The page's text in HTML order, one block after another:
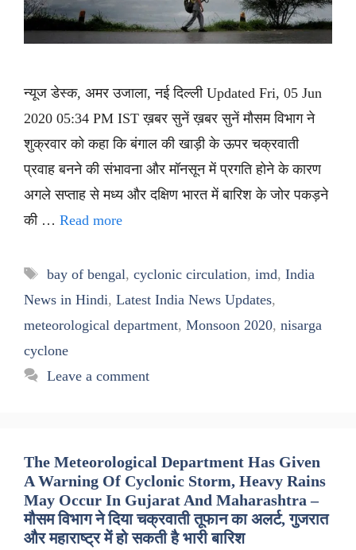
न्यूज डेस्क, अमर उजाला, नई दिल्ली Updated Fri, 05 Jun
2020 05:34 PM IST ख़बर सुनें ख़बर सुनें मौसम विभाग ने
शुक्रवार को कहा कि बंगाल की खाड़ी के ऊपर चक्रवाती
प्रवाह बनने की संभावना और मॉनसून में प्रगति होने के कारण
अगले सप्ताह से मध्य और दक्षिण भारत में बारिश के जोर पकड़ने
की … Read more
Tags
bay of bengal, cyclonic circulation, imd, India
News in Hindi, Latest India News Updates,
meteorological department, Monsoon 2020, nisarga
cyclone
Leave a comment
The Meteorological Department Has Given
A Warning Of Cyclonic Storm, Heavy Rains
May Occur In Gujarat And Maharashtra –
मौसम विभाग ने दिया चक्रवाती तूफान का अलर्ट, गुजरात
और महाराष्ट्र में हो सकती है भारी बारिश